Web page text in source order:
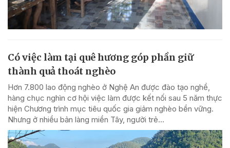
Có việc làm tại quê hương góp phần giữ
thành quả thoát nghèo
Hơn 7.800 lao động nghèo ở Nghệ An được đào tạo nghề,
hàng chục nghìn cơ hội việc làm được kết nối sau 5 năm thực
hiện Chương trình mục tiêu quốc gia giảm nghèo bền vững.
Nhưng ở nhiều bản làng miền Tây, người trẻ...